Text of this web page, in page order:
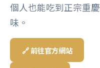
個人也能吃到正宗重慶
味。
🔗 前往官方網站